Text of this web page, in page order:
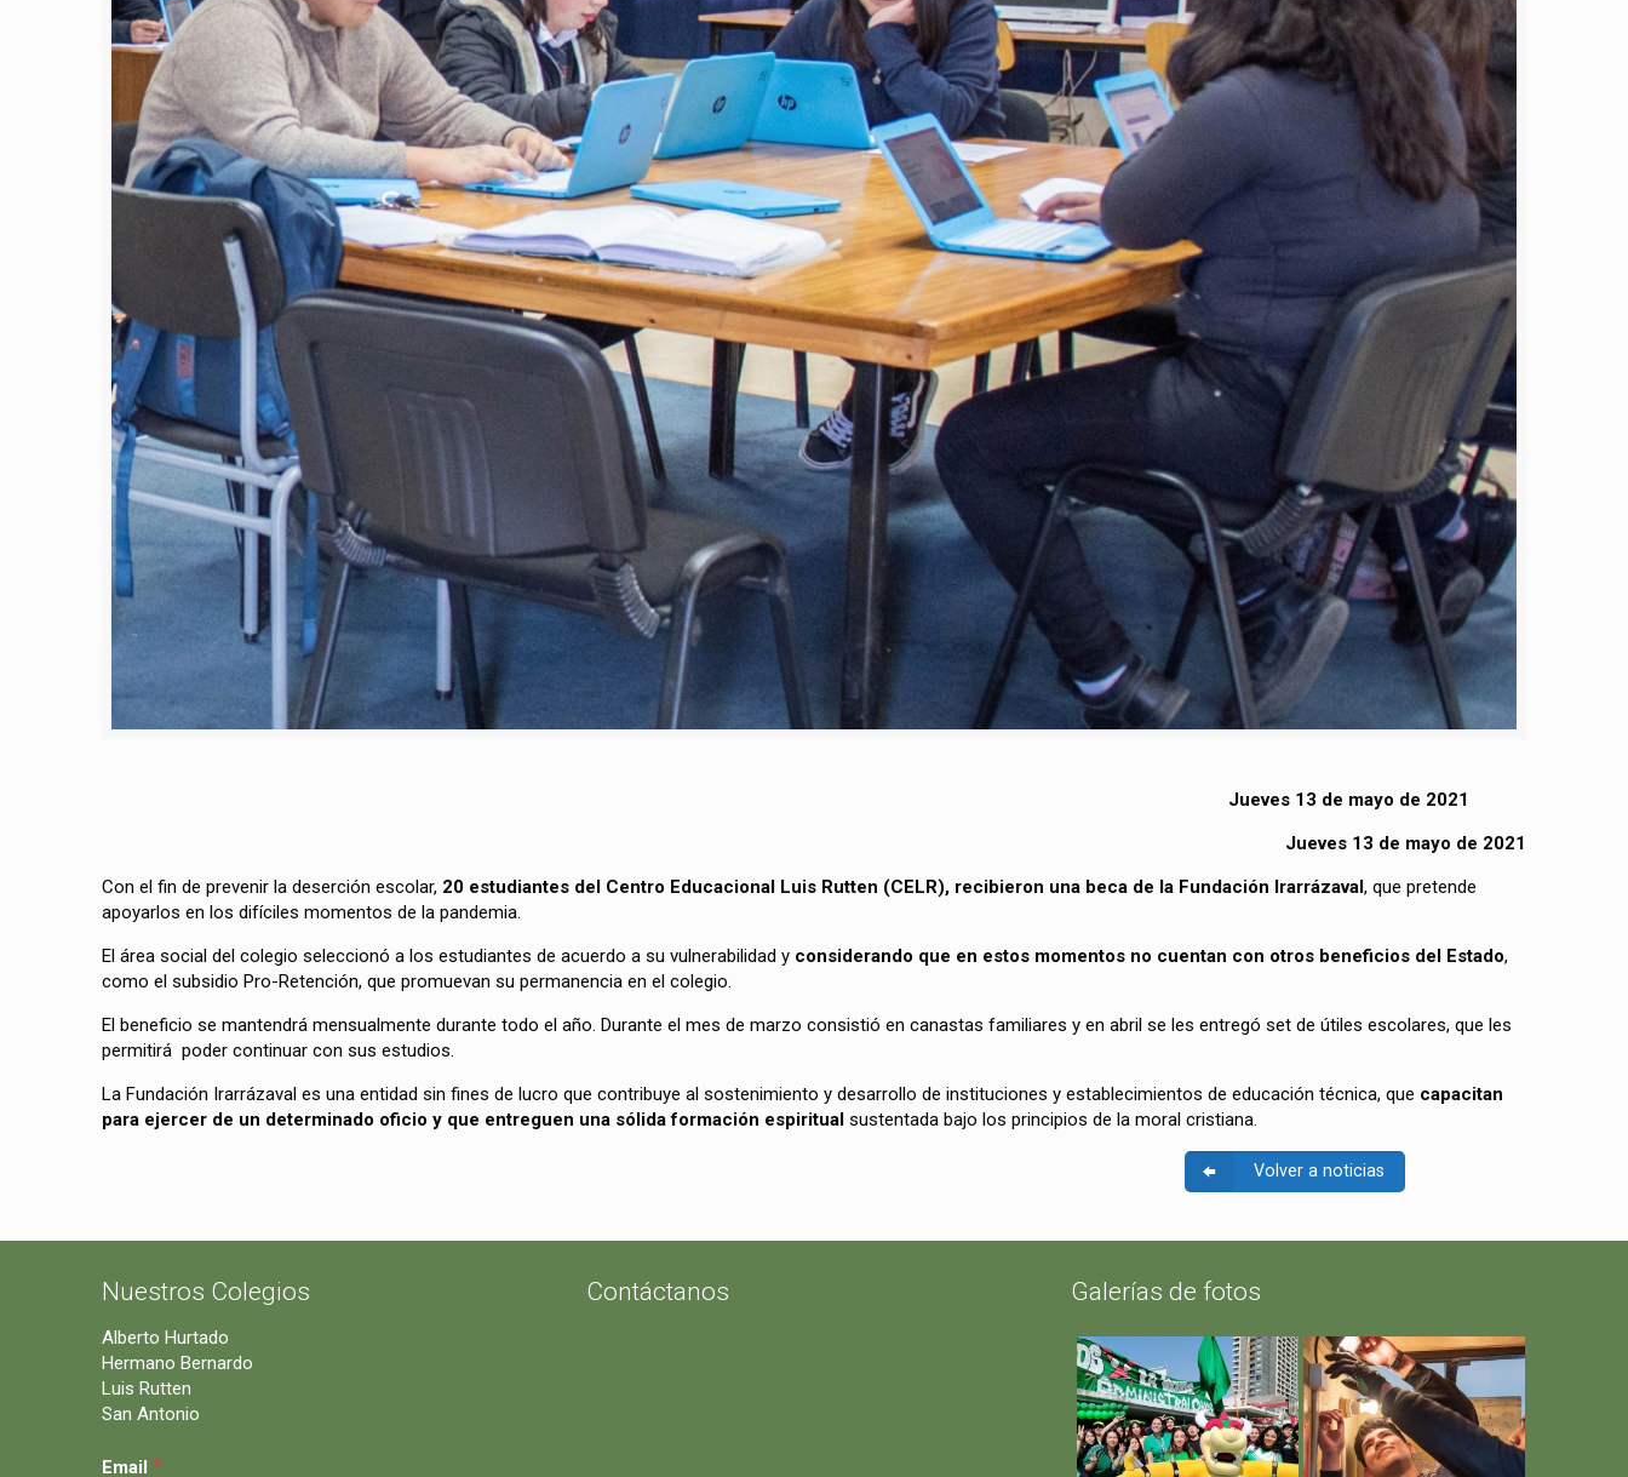
Jueves 13 de mayo de 2021
Jueves 13 de mayo de 2021
Con el fin de prevenir la deserción escolar, 20 estudiantes del Centro Educacional Luis Rutten (CELR), recibieron una beca de la Fundación Irarrázaval, que pretende
apoyarlos en los difíciles momentos de la pandemia.
El área social del colegio seleccionó a los estudiantes de acuerdo a su vulnerabilidad y considerando que en estos momentos no cuentan con otros beneficios del Estado,
como el subsidio Pro-Retención, que promuevan su permanencia en el colegio.
El beneficio se mantendrá mensualmente durante todo el año. Durante el mes de marzo consistió en canastas familiares y en abril se les entregó set de útiles escolares, que les
permitirá poder continuar con sus estudios.
La Fundación Irarrázaval es una entidad sin fines de lucro que contribuye al sostenimiento y desarrollo de instituciones y establecimientos de educación técnica, que capacitan
para ejercer de un determinado oficio y que entreguen una sólida formación espiritual sustentada bajo los principios de la moral cristiana.
Volver a noticias
Nuestros Colegios
Alberto Hurtado
Hermano Bernardo
Luis Rutten
San Antonio
Email *
Contáctanos Galerías de fotos